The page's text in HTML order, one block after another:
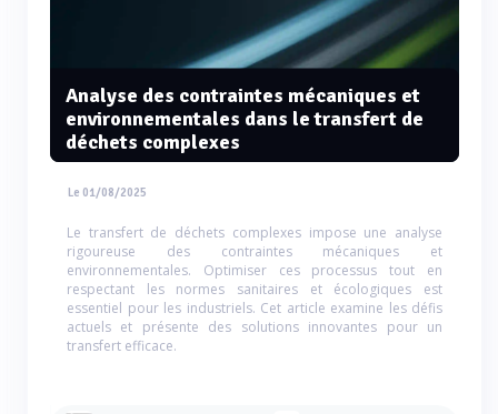
Analyse des contraintes mécaniques et
environnementales dans le transfert de
déchets complexes
Le 01/08/2025
Le transfert de déchets complexes impose une analyse
rigoureuse des contraintes mécaniques et
environnementales. Optimiser ces processus tout en
respectant les normes sanitaires et écologiques est
essentiel pour les industriels. Cet article examine les défis
actuels et présente des solutions innovantes pour un
transfert efficace.